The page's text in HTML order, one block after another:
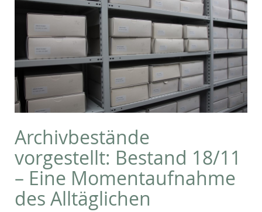
Archivbestände
vorgestellt: Bestand 18/11
– Eine Momentaufnahme
des Alltäglichen